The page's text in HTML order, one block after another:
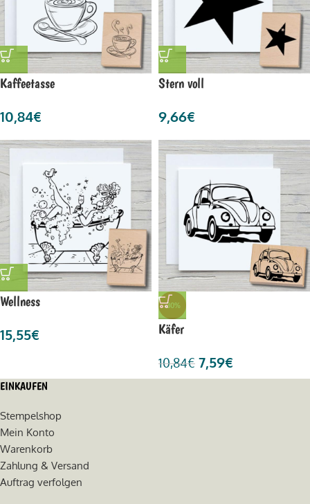
Kaffeetasse
10,84€
Stern voll
9,66€
Wellness
15,55€
-30%
Käfer
10,84€ 7,59€
EINKAUFEN
Stempelshop
Mein Konto
Warenkorb
Zahlung & Versand
Auftrag verfolgen